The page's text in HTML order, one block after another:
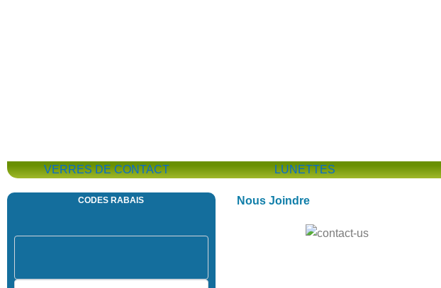
VERRES DE CONTACT LUNETTES
CODES RABAIS Nous Joindre